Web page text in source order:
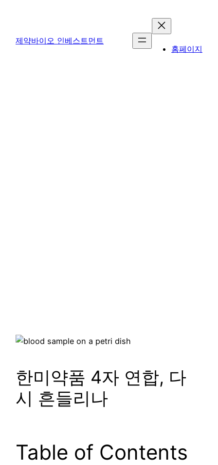
제약바이오 인베스트먼트
홈페이지
한미약품 4자 연합, 다
시 흔들리나
Table of Contents